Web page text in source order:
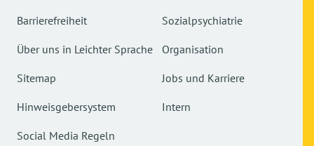
Barrierefreiheit
Über uns in Leichter Sprache
Sitemap
Hinweisgebersystem
Social Media Regeln
Sozialpsychiatrie
Organisation
Jobs und Karriere
Intern